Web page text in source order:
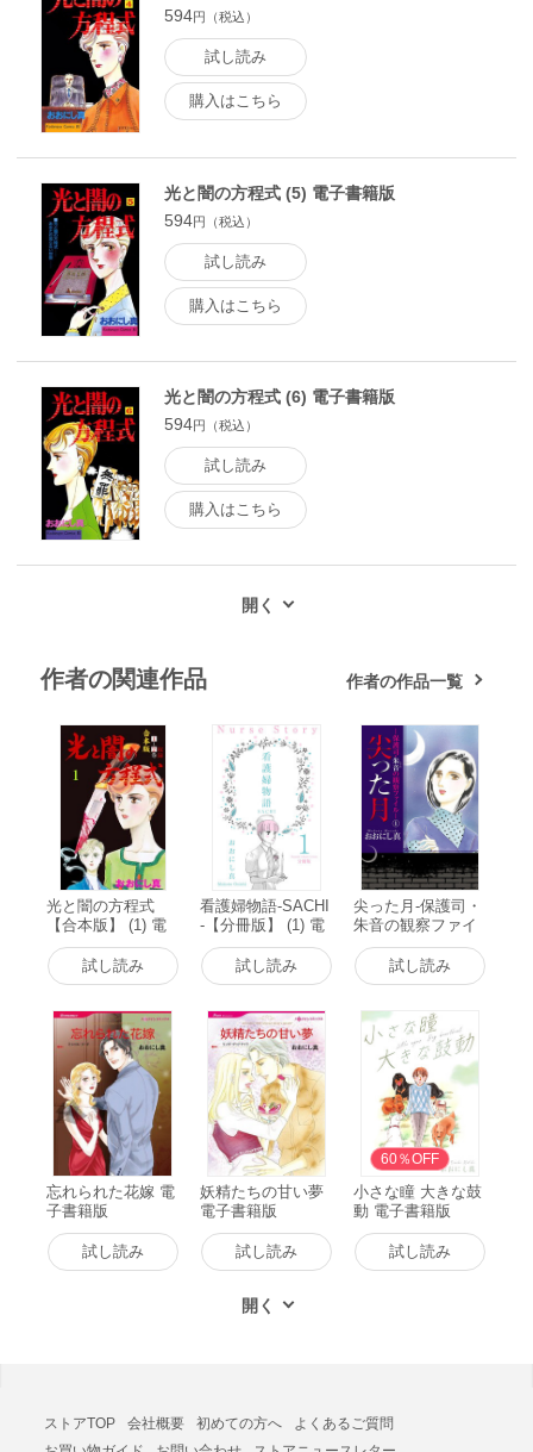
594円（税込）
試し読み
購入はこちら
光と闇の方程式 (5) 電子書籍版
594円（税込）
試し読み
購入はこちら
光と闇の方程式 (6) 電子書籍版
594円（税込）
試し読み
購入はこちら
作者の関連作品 作者の作品一覧
光と闇の方程式
【合本版】 (1) 電
子書籍版
試し読み
看護婦物語-SACHI
-【分冊版】 (1) 電
子書籍版
試し読み
尖った月-保護司・
朱音の観察ファイ
ル- (1) 電子書籍版
試し読み
忘れられた花嫁 電
子書籍版
試し読み
妖精たちの甘い夢
電子書籍版
試し読み
60％OFF
小さな瞳 大きな鼓
動 電子書籍版
試し読み
ストアTOP 会社概要 初めての方へ
よくあるご質問